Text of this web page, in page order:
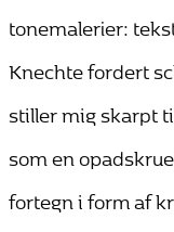
tonemalerier:
Knechte fordert
stiller mig skarpt
som en
fortegn i form af